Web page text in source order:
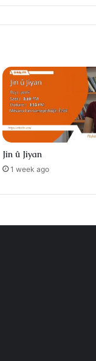
Jin û Jiyan
1 week ago